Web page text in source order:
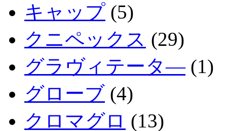
キャップ (5)
クニペックス (29)
グラヴィテータ―(1)
グローブ (4)
クロマグロ (13)